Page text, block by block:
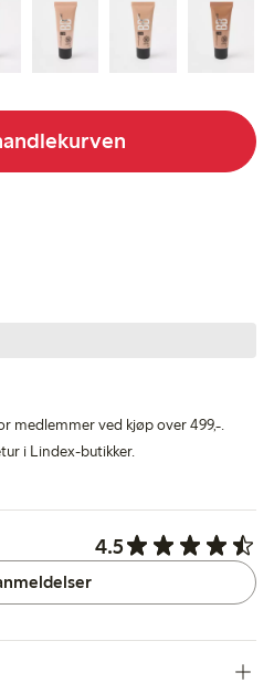
medlemmer ved kjøp over 499,-.
i Lindex-butikker.
4.5